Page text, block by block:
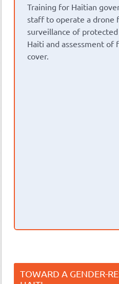
Training for Haitian
staff to operate a drone
surveillance of protected
Haiti and assessment of
cover.
TOWARD A GENDER-